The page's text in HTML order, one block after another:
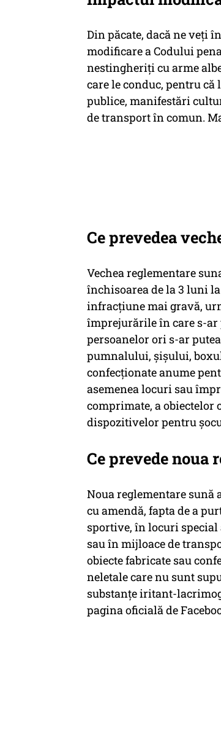
Din păcate, dacă ne veți
modificare a Codului
nestingheriți cu arme
care le conduc, pentru
publice, manifestări
de transport în comun.
Ce prevedea
Vechea reglementare
închisoarea de la 3 luni
infracţiune mai gravă,
împrejurările în care s-ar
persoanelor ori s-ar
pumnalului, şişului,
confecţionate anume
asemenea locuri sau
comprimate, a obiectelor
dispozitivelor pentru
Ce prevede noua
Noua reglementare sună
cu amendă, fapta de a
sportive, în locuri
sau în mijloace de
obiecte fabricate sau
neletale care nu sunt
substanțe iritant-
pagina oficială de